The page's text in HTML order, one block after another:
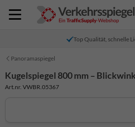
Top Qualität, schnelle
Panoramaspiegel
Kugelspiegel 800 mm –
Art.nr. VWBR.05367